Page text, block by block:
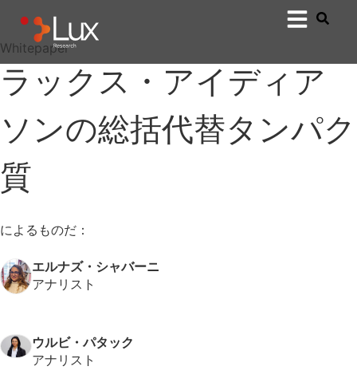
Whitepaper
ラックス・アイディア
ソンの総括代替タンパク
質
によるものだ：
エルナズ・シャバーニ
アナリスト
ウルビ・パタック
アナリスト